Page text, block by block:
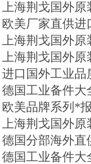
上海荆戈国外
欧美厂家直供进
上海荆戈国外
上海荆戈国外
进口国外工业品
德国工业备件大
欧美品牌系列*
上海荆戈国外
德国分部海外直
德国工业备件大